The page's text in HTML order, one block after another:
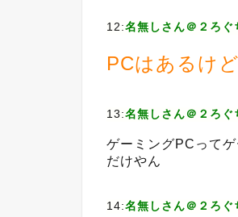
12:名無しさん＠２ろぐ
PCはあるけ
13:名無しさん＠２ろぐ
ゲーミングPCって
だけやん
14:名無しさん＠２ろぐ